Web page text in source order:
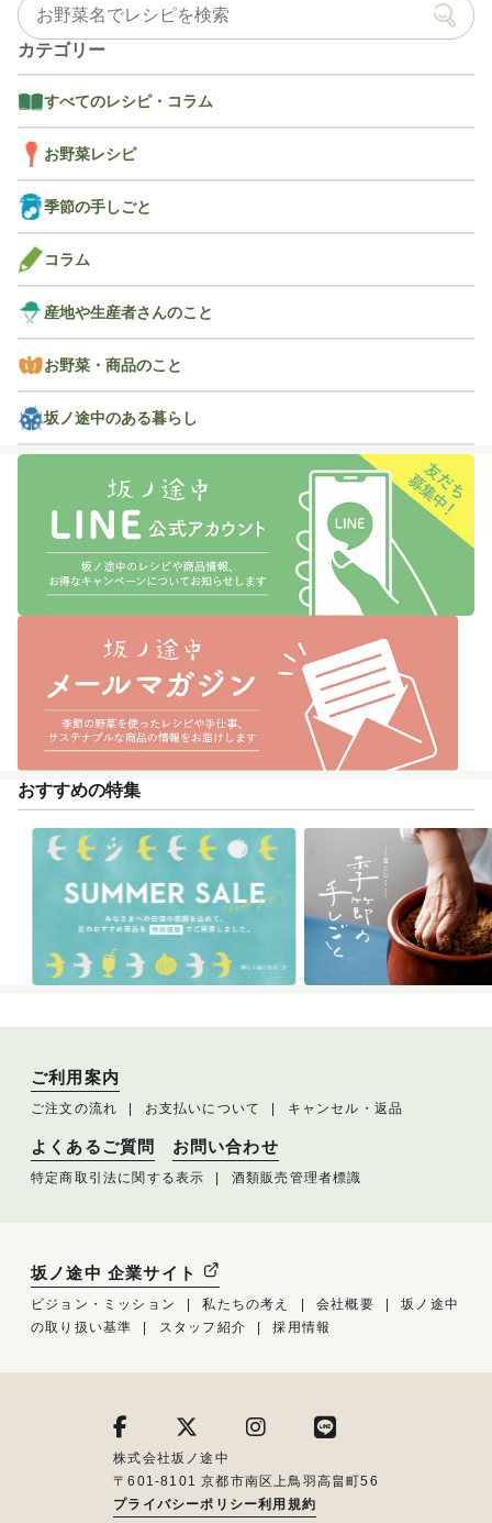
カテゴリー
すべてのレシピ・コラム
お野菜レシピ
季節の手しごと
コラム
産地や生産者さんのこと
お野菜・商品のこと
坂ノ途中のある暮らし
おすすめの特集
ご利用案内
ご注文の流れ お支払いについて キャンセル・返品
よくあるご質問 お問い合わせ
特定商取引法に関する表示 酒類販売管理者標識
坂ノ途中 企業サイト
ビジョン・ミッション 私たちの考え 会社概要
坂ノ途中
の取り扱い基準
スタッフ紹介 採用情報
株式会社坂ノ途中
〒601-8101 京都市南区上鳥羽高畠町56
プライバシーポリシー利用規約